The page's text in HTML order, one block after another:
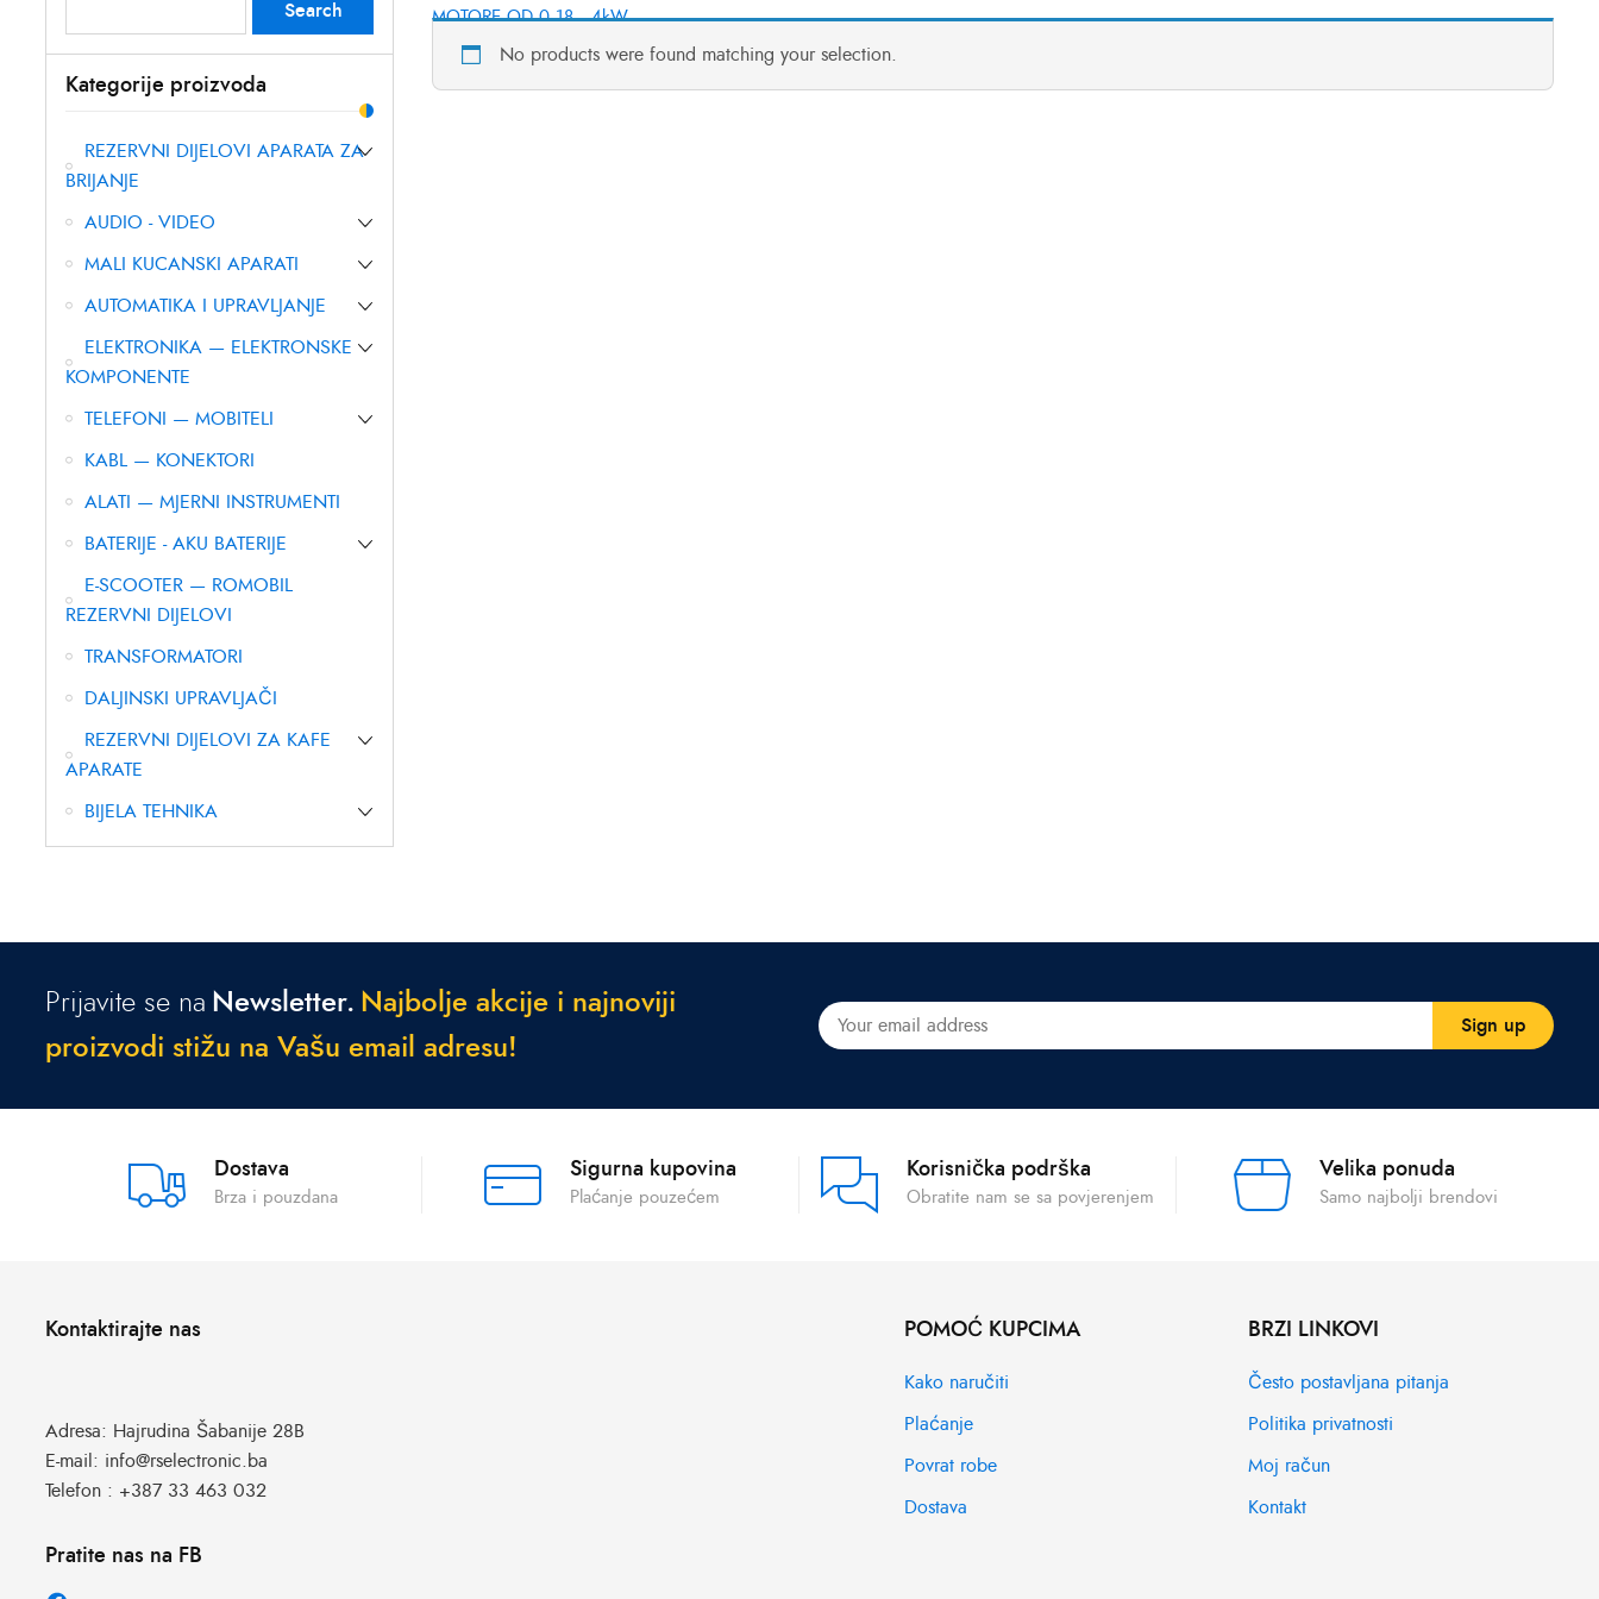
MOTORE OD 0,18...4kW
No products were found matching your selection.
for:
Search
Kategorije proizvoda
REZERVNI DIJELOVI APARATA ZA
BRIJANJE
AUDIO - VIDEO
MALI KUCANSKI APARATI
AUTOMATIKA I UPRAVLJANJE
ELEKTRONIKA — ELEKTRONSKE
KOMPONENTE
TELEFONI — MOBITELI
KABL — KONEKTORI
ALATI — MJERNI INSTRUMENTI
BATERIJE - AKU BATERIJE
E-SCOOTER — ROMOBIL
REZERVNI DIJELOVI
TRANSFORMATORI
DALJINSKI UPRAVLJAČI
REZERVNI DIJELOVI ZA KAFE
APARATE
BIJELA TEHNIKA
Prijavite se na Newsletter. Naj bo je a kcije i najnoviji
proizvod i stižu na Vašu emai ad resu!
Dostava
Brza i pouzdana
Sigurna kupovina
Plaćanje pouzećem
Korisnička podrška
Obratite nam se sa povjerenjem
Velika ponuda
Samo najbolji brendovi
Kontaktirajte nas
Adresa: Hajrudina Šabanije 28B
E-mail: info@rselectronic.ba
Telefon : +387 33 463 032
Pratite nas na FB
POMOĆ KUPCIMA
Kako naručiti
Plaćanje
Povrat robe
Dostava
BRZI LINKOVI
Često postavljana pitanja
Politika privatnosti
Moj račun
Kontakt